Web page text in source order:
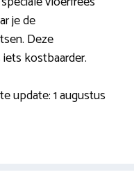
je de
Deze
kostbaarder.
update: 1 augustus